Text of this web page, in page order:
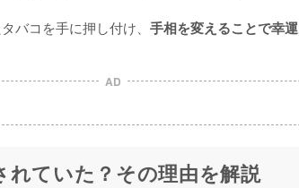
バコを手に押し付け、 手相を変えることで幸
AD
れていた？その理由を解説